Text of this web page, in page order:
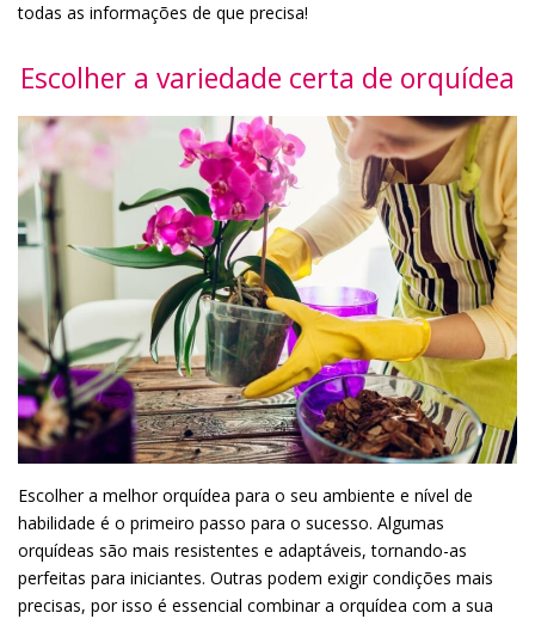
todas as informações de que precisa!
Escolher a variedade certa de orquídea
Escolher a melhor orquídea para o seu ambiente e nível de
habilidade é o primeiro passo para o sucesso. Algumas
orquídeas são mais resistentes e adaptáveis, tornando-as
perfeitas para iniciantes. Outras podem exigir condições mais
precisas, por isso é essencial combinar a orquídea com a sua